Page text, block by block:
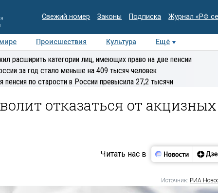
Свежий номер Законы Подписка Журнал «РФ
Происшествия Культура
Ещё
Медиацентр Интервью Колумнисты
расширить категории лиц, имеющих право на две пенсии
за год стало меньше на 409 тысяч человек
пенсия по старости в России превысила 27,2 тысячи
отказаться от акцизных
Читать нас в
Источник: РИА